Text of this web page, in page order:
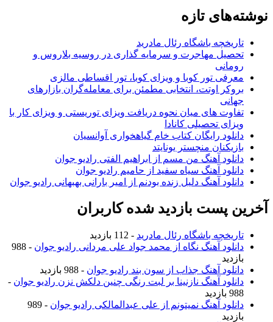
نوشته‌های تازه
تاریخچه باشگاه رئال مادرید
تحصیل مهاجرت و سرمایه گذاری در روسیه بلاروس و
رومانی
معرفی تور کوبا و ویزای کوبا، تور اقساطی مالزی
بروکر اوتت، انتخابی مطمئن برای معامله‌گران بازارهای
جهانی
تفاوت های میان نحوه دریافت ویزای توریستی و ویزای کار با
ویزای تحصیلی کانادا
دانلود رایگان کتاب خام گیاهخواری آوانسیان
بازیکنان منچستر یونایتد
دانلود آهنگ من مسم از ابراهیم الفتی رادیو جوان
دانلود آهنگ سیاه سفید از حامیم رادیو جوان
دانلود آهنگ دلیل زنده بودنم از امیر بارانی بهبهانی رادیو جوان
آخرین پست بازدید شده کاربران
تاریخچه باشگاه رئال مادرید - 112 بازدید
دانلود آهنگ نگاه از محمد جواد علی مردانی رادیو جوان
- 988
بازدید
دانلود آهنگ جذاب از سون بند رادیو جوان - 988 بازدید
دانلود آهنگ نازنینا بر لبت رنگی چنین دلکش نزن رادیو جوان -
988 بازدید
دانلود آهنگ نمیتونم از علی عبدالمالکی رادیو جوان
- 989
بازدید